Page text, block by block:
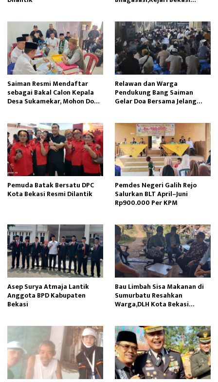
Saiman Resmi Mendaftar
sebagai Bakal Calon Kepala
Desa Sukamekar, Mohon Doa
Relawan dan Warga
Pendukung Bang Saiman
Gelar Doa Bersama Jelang
Pemuda Batak Bersatu DPC
Kota Bekasi Resmi Dilantik
Pemdes Negeri Galih Rejo
Salurkan BLT April–Juni
Rp900.000 Per KPM
Asep Surya Atmaja Lantik
Anggota BPD Kabupaten
Bekasi
Bau Limbah Sisa Makanan di
Sumurbatu Resahkan
Warga,DLH Kota Bekasi